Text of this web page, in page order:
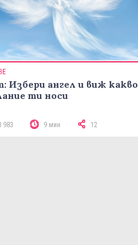
Избери ангел и виж какво
ти носи
983 9 мин 12